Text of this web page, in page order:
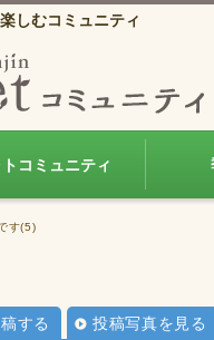
しむコミュニティ
コミュニティ
す(5)
する 投稿写真を見る